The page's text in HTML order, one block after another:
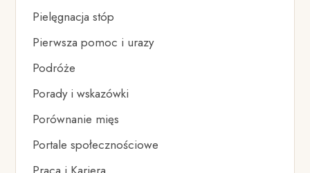
Pielęgnacja stóp
Pierwsza pomoc i urazy
Podróże
Porady i wskazówki
Porównanie mięs
Portale społecznościowe